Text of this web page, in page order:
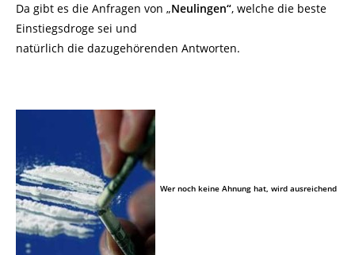
Da gibt es die Anfragen von „Neulingen“, welche die beste
Einstiegsdroge sei und
natürlich die dazugehörenden Antworten.
Wer noch keine Ahnung hat, wird ausreichend